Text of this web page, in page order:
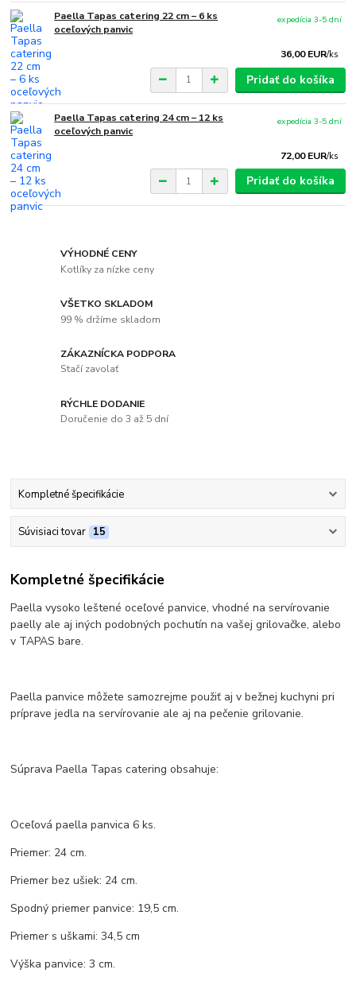
Paella Tapas catering 22 cm – 6 ks
oceľových panvic
36,00 EUR/ks
expedícia 3-5 dní
Pridať do košíka
Paella Tapas catering 24 cm – 12 ks
oceľových panvic
72,00 EUR/ks
expedícia 3-5 dní
Pridať do košíka
VÝHODNÉ CENY
Kotlíky za nízke ceny
VŠETKO SKLADOM
99 % držíme skladom
ZÁKAZNÍCKA PODPORA
Stačí zavolať
RÝCHLE DODANIE
Doručenie do 3 až 5 dní
Kompletné špecifikácie
Súvisiaci tovar 15
Kompletné špecifikácie
Paella vysoko leštené oceľové panvice, vhodné na servírovanie
paelly ale aj iných podobných pochutín na vašej grilovačke, alebo
v TAPAS bare.
Paella panvice môžete samozrejme použiť aj v bežnej kuchyni pri
príprave jedla na servírovanie ale aj na pečenie grilovanie.
Súprava Paella Tapas catering obsahuje:
Oceľová paella panvica 6 ks.
Priemer: 24 cm.
Priemer bez ušiek: 24 cm.
Spodný priemer panvice: 19,5 cm.
Priemer s uškami: 34,5 cm
Výška panvice: 3 cm.